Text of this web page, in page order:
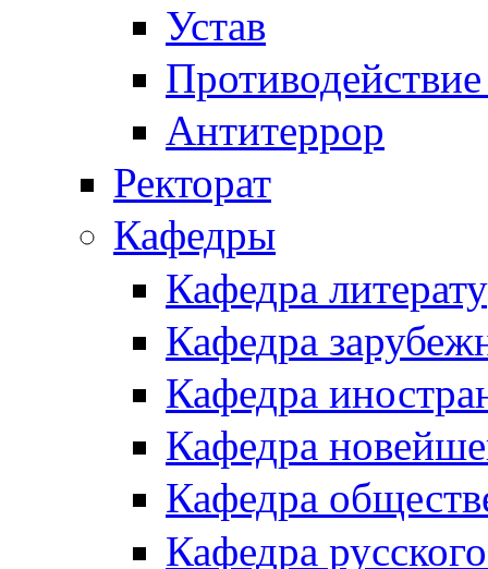
Устав
Антитеррор
Ректорат
Кафедры
Кафедра
Кафедра
Кафедра
Кафедра
Кафедра
Кафедра